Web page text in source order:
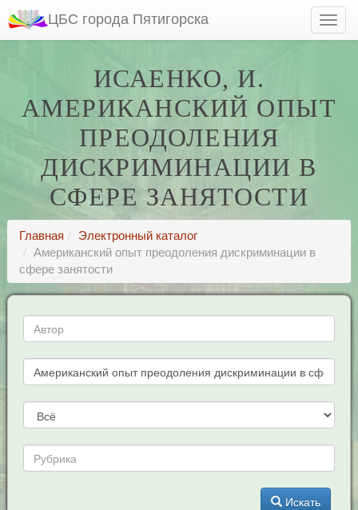
ЦБС города Пятигорска
ИСАЕНКО, И.
АМЕРИКАНСКИЙ ОПЫТ
ПРЕОДОЛЕНИЯ
ДИСКРИМИНАЦИИ В
СФЕРЕ ЗАНЯТОСТИ
Главная
Электронный каталог
Американский опыт преодоления дискриминации в
сфере занятости
Искать